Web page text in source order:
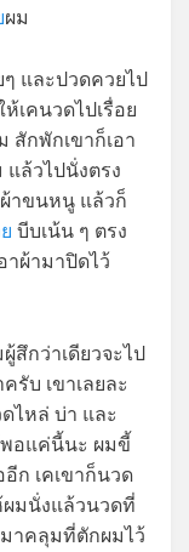
ผม
และปวดควยไป
เคนวดไปเรื่อย
สักพักเขาก็เอา
ล้วไปนั่งตรง
ผ้าขนหนู แล้วก็
บีบเน้น ๆ ตรง
าผ้ามาปิดไว้
สึกว่าเดียวจะไป
รับ เขาเลยละ
ไหล่ บ่า และ
อแค่นี้นะ ผมขี้
ก เคเขาก็นวด
ผมนั่งแล้วนวดที่
มาคลุมที่ตักผมไว้